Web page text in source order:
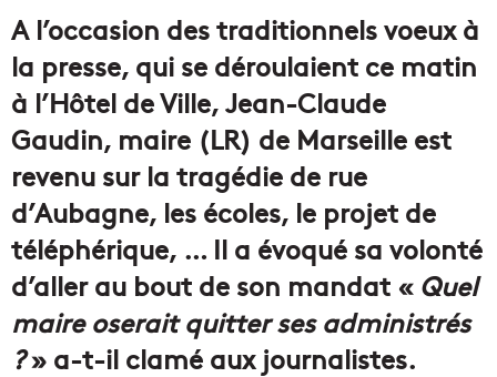
A l’occasion des traditionnels voeux à
la presse, qui se déroulaient ce matin
à l’Hôtel de Ville, Jean-Claude
Gaudin, maire (LR) de Marseille est
revenu sur la tragédie de rue
d’Aubagne, les écoles, le projet de
téléphérique, … Il a évoqué sa volonté
d’aller au bout de son mandat « Quel
maire oserait quitter ses administrés
?» a-t-il clamé aux journalistes.